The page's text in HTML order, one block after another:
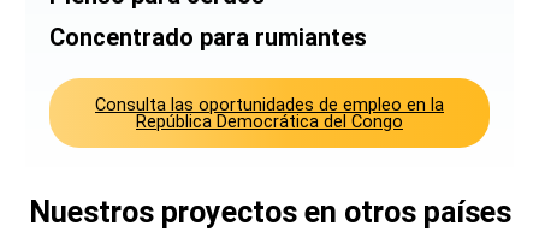
Concentrado para rumiantes
Consulta las oportunidades de empleo en la
República Democrática del Congo
Nuestros proyectos en otros países